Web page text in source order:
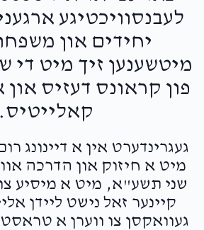
$50.00
Hersh Drummer
$100.00
$120.00
לעבנסוויכטיגע
יחידים און
מיטשענען זיך מיט די
פון קראונס דעזיס
קאלייטיס.
געגרינדערט אין א דיינונג
מיט א חיזוק און הדרכה
שני תשע"א, מיט א מיסיע
קיינער זאל נישט ליידן
געוואקסן צו ווערן א